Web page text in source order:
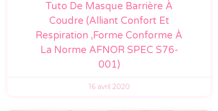
Tuto De Masque Barrière À
Coudre (alliant Confort Et
Respiration ,forme Conforme À
La Norme AFNOR SPEC S76-
001)
16 avril 2020